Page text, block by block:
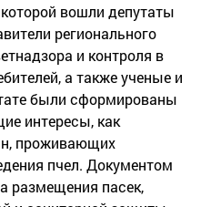
вошли депутаты
регионального
и контроля в
а также ученые и
были сформированы
интересы, как
проживающих
пчел. Документом
размещения пасек,